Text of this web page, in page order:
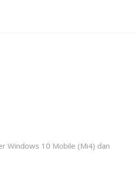
Windows 10 Mobile (Mi4) dan